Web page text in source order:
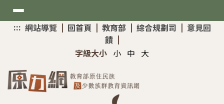
::: 上
導
覽
網站導覽 | 回首頁 | 教育部 | 綜合規劃司 | 意見回
饋 |
字級大小 小 中 大
選
單
新聞與公告
最新消息
考試與招生